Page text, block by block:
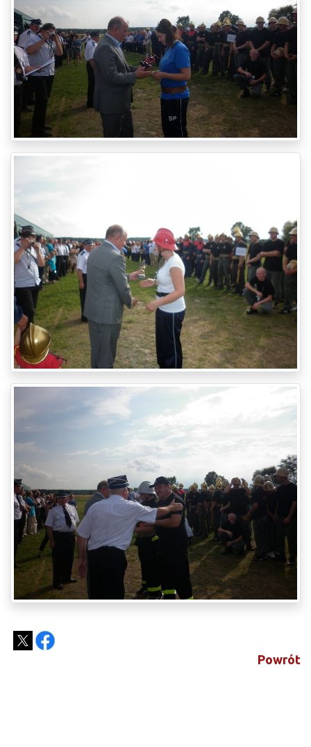
Powrót